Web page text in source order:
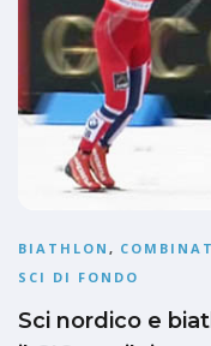
BIATHLON ,
SCI DI FONDO
Sci nordico e